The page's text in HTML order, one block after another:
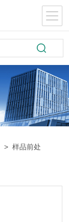
>样品前处